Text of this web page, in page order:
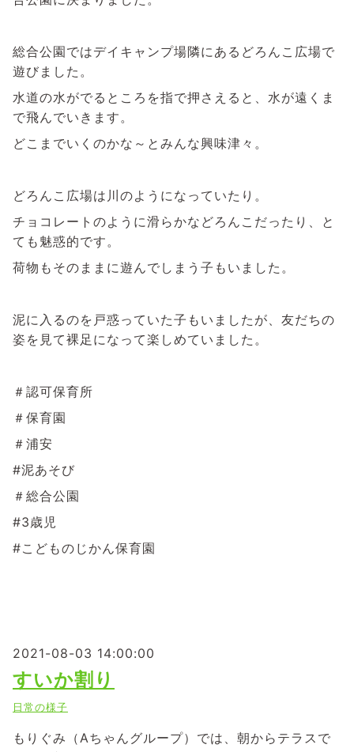
総合公園ではデイキャンプ場隣にあるどろんこ広場で
遊びました。
水道の水がでるところを指で押さえると、水が遠くま
で飛んでいきます。
どこまでいくのかな～とみんな興味津々。
どろんこ広場は川のようになっていたり。
チョコレートのように滑らかなどろんこだったり、と
ても魅惑的です。
荷物もそのままに遊んでしまう子もいました。
泥に入るのを戸惑っていた子もいましたが、友だちの
姿を見て裸足になって楽しめていました。
＃認可保育所
＃保育園
＃浦安
#泥あそび
＃総合公園
#3歳児
#こどものじかん保育園
2021-08-03 14:00:00
すいか割り
日常の様子
もりぐみ（Aちゃんグループ）では、朝からテラスで